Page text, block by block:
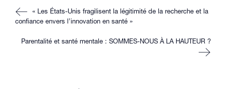
Read
more
articles
« Les États-Unis fragilisent la légitimité de la recherche et la
confiance envers l’innovation en santé »
Parentalité et santé mentale : SOMMES-NOUS À LA HAUTEUR ?